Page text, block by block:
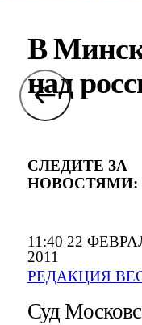
11:40 22
2011
РЕДАКЦИЯ
В
над
СЛЕДИТЕ ЗА
НОВОСТЯМИ:
Суд